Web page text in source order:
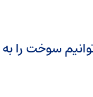
یعنی نمی‌توانیم